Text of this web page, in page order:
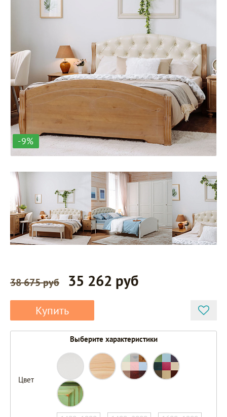
-9%
38 675 руб 35 262 руб
Купить
Выберите характеристики
Цвет